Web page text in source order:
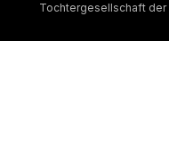
Tochtergesellschaft der